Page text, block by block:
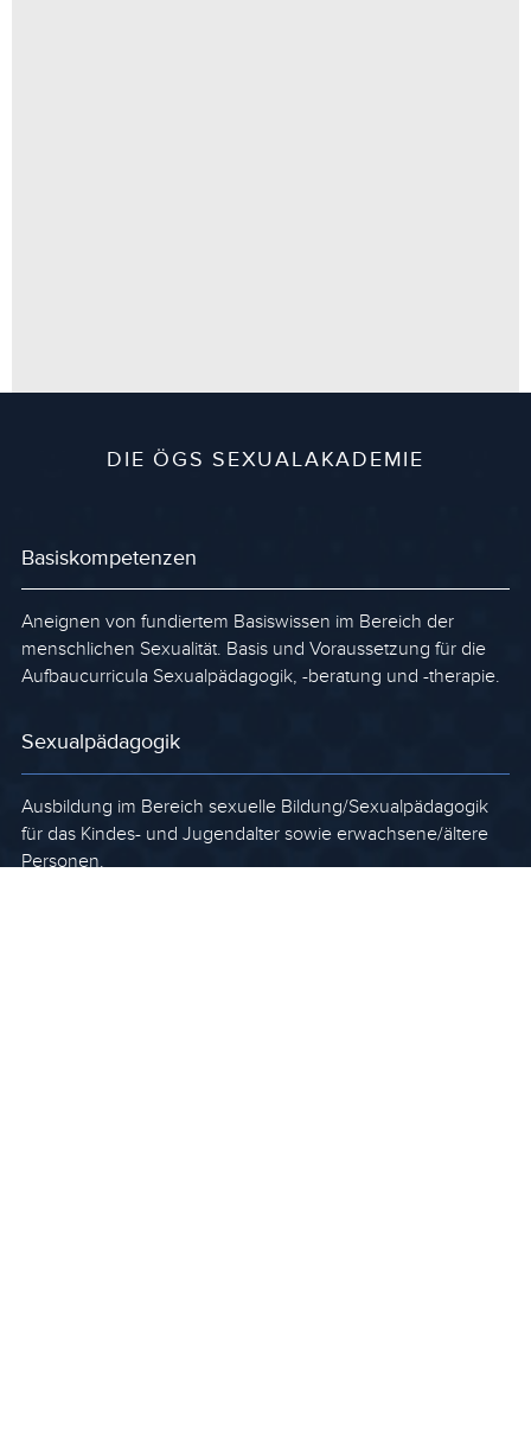
DIE ÖGS SEXUALAKADEMIE
Basiskompetenzen
Aneignen von fundiertem Basiswissen im Bereich der
menschlichen Sexualität. Basis und Voraussetzung für die
Aufbaucurricula Sexualpädagogik, -beratung und -therapie.
Sexualpädagogik
Ausbildung im Bereich sexuelle Bildung/Sexualpädagogik
für das Kindes- und Jugendalter sowie erwachsene/ältere
Personen.